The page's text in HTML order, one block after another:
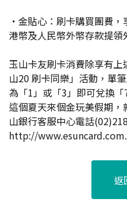
‧金貼心：刷卡購買團費，
港幣及人民幣外幣存款提領
玉山卡友刷卡消費除享有
山20 刷卡同樂」活動，單
為「1」或「3」即可兌換「
這個夏天來個金玩美假期
山銀行客服中心電話
http://
返